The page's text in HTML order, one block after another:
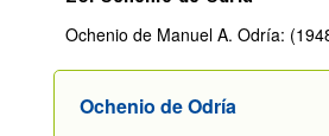
Ochenio de Manuel A. Odría:
Ochenio de Odría